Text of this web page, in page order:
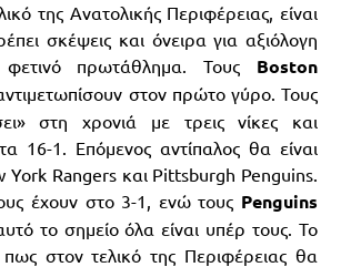
της Ανατολικής Περιφέρειας, είναι
σκέψεις και όνειρα για αξιόλογη
πρωτάθλημα. Τους Boston
στον πρώτο γύρο. Τους
στη χρονιά με τρεις νίκες και
16-1. Επόμενος αντίπαλος θα είναι
York Rangers και Pittsburgh Penguins.
έχουν στο 3-1, ενώ τους Penguins
το σημείο όλα είναι υπέρ τους. Το
στον τελικό της Περιφέρειας θα